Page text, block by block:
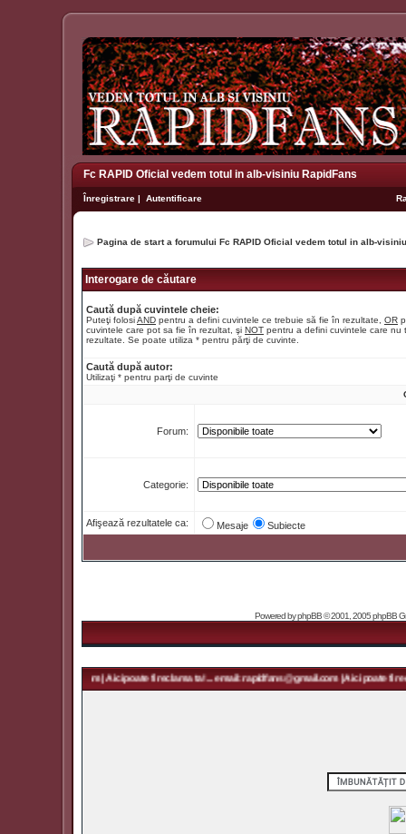
Fc RAPID Oficial vedem totul in alb-visiniu RapidFans
Înregistrare | Autentificare
Pagina de start a forumului Fc RAPID Oficial vedem totul in alb-
Interogare de căutare
Caută după cuvintele cheie:
Puteţi folosiAND pentru a defini cuvintele ce trebuie să fie în rezultate, OR
cuvintele care pot sa fie în rezultat, şi NOT pentru a defini cuvintele care nu
rezultate. Se poate utiliza * pentru părţi de cuvinte.
Caută după autor:
Utilizaţi * pentru parţi de cuvinte
Forum:
Categorie:
Afişează rezultatele ca: Mesaje Subiecte
Powered byphpBB© 2001, 2005 phpBB
| Aici poate fi reclama ta! ... email: rapidfans@gmail.com | Aici poate fi